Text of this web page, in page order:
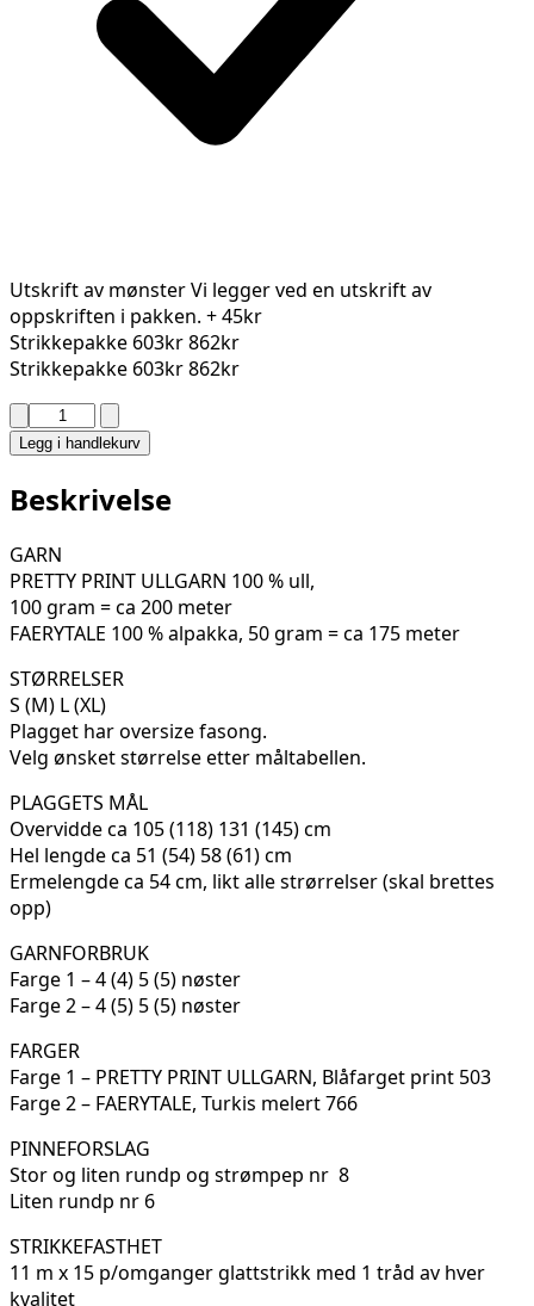
Utskrift av mønsterVi legger ved en utskrift av
oppskriften i pakken. + 45kr
Strikkepakke 603kr862kr
Strikkepakke 603kr862kr
RAGLANGENSER
BY
ØYUNN
KROGH
01-
02
antall
Legg i handlekurv
Beskrivelse
GARN
PRETTY PRINT ULLGARN 100 % ull,
100 gram = ca 200 meter
FAERYTALE 100 % alpakka, 50 gram = ca 175 meter
STØRRELSER
S (M) L (XL)
Plagget har oversize fasong.
Velg ønsket størrelse etter måltabellen.
PLAGGETS MÅL
Overvidde ca 105 (118) 131 (145) cm
Hel lengde ca 51 (54) 58 (61) cm
Ermelengde ca 54 cm, likt alle strørrelser (skal brettes
opp)
GARNFORBRUK
Farge 1 – 4 (4) 5 (5) nøster
Farge 2 – 4 (5) 5 (5) nøster
FARGER
Farge 1 – PRETTY PRINT ULLGARN, Blåfarget print 503
Farge 2 – FAERYTALE, Turkis melert 766
PINNEFORSLAG
Stor og liten rundp og strømpep nr 8
Liten rundp nr 6
STRIKKEFASTHET
11 m x 15 p/omganger glattstrikk med 1 tråd av hver
kvalitet